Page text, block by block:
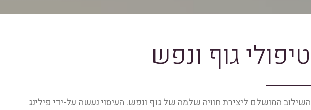
טיפולי גוף ונפש
השילוב המושלם ליצירת חוויה שלמה של גוף ונפש. העיסוי נעשה על-ידי פילינג